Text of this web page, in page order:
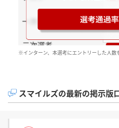
※インターン、本選考にエントリーした人数
スマイルズの最新の掲示版